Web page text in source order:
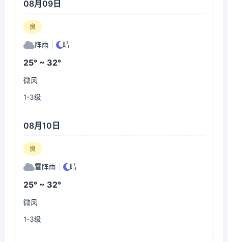
08月09日
良
阵雨 晴
25° ~ 32°
微风
1-3级
08月10日
良
雷阵雨 晴
25° ~ 32°
微风
1-3级